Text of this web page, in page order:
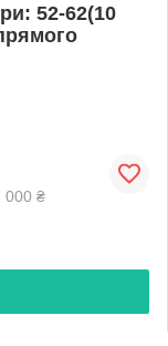
52-62(10
000 ₴